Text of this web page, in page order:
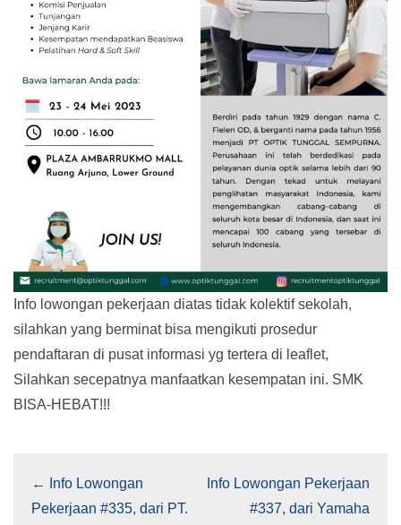
Info lowongan pekerjaan diatas tidak kolektif sekolah,
silahkan yang berminat bisa mengikuti prosedur
pendaftaran di pusat informasi yg tertera di leaflet,
Silahkan secepatnya manfaatkan kesempatan ini. SMK
BISA-HEBAT!!!
←
Info Lowongan
Pekerjaan #335, dari PT.
Info Lowongan Pekerjaan
#337, dari Yamaha